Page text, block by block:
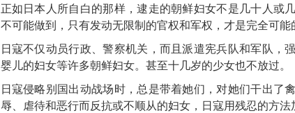
正如日本人所自白的那样，逮走的朝鲜妇女不是几十人或
不可能做到，只有发动无限制的官权和军权，才是完全可能
日寇不仅动员行政、警察机关，而且派遣宪兵队和军队，
婴儿的妇女等许多朝鲜妇女。甚至十几岁的少女也不放过。
日寇侵略别国出动战场时，总是带着她们，对她们干出了
辱、虐待和恶行而反抗或不顺从的妇女，日寇用残忍的方法